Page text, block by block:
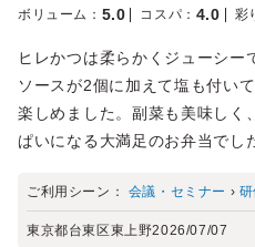
ボリューム ： 5.0 コスパ ： 4.0 彩
ヒレかつは柔らかくジューシー
ソースが2個に加えて塩も付い
楽しめました。副菜も美味しく
ぱいになる大満足のお弁当でし
ご利用シーン： 会議・セミナー ›
東京都台東区東上野2026/07/07